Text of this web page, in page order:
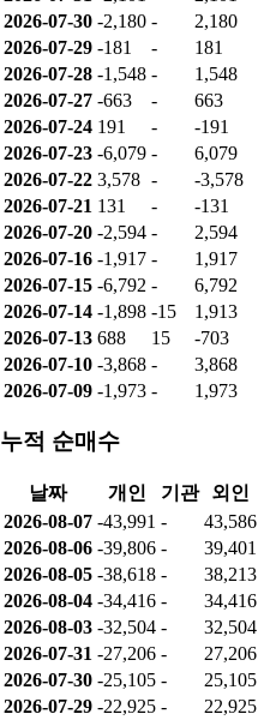
2026-07-30 -2,180 -
2,180
2026-07-29 -181 -
181
2026-07-28 -1,548 -
1,548
2026-07-27 -663 -
663
2026-07-24 191 -
-191
2026-07-23 -6,079 -
6,079
2026-07-22 3,578 -
-3,578
2026-07-21 131 -
-131
2026-07-20 -2,594 -
2,594
2026-07-16 -1,917 -
1,917
2026-07-15 -6,792 -
6,792
2026-07-14 -1,898 -15
1,913
2026-07-13 688 15
-703
2026-07-10 -3,868 -
3,868
2026-07-09 -1,973 - 1,973
누적 순매수
날짜 개인 기관
외인
2026-08-07 -43,991 -
43,586
2026-08-06 -39,806 -
39,401
2026-08-05 -38,618 -
38,213
2026-08-04 -34,416 -
34,416
2026-08-03 -32,504 -
32,504
2026-07-31 -27,206 -
27,206
2026-07-30 -25,105 -
25,105
2026-07-29 -22,925 -
22,925